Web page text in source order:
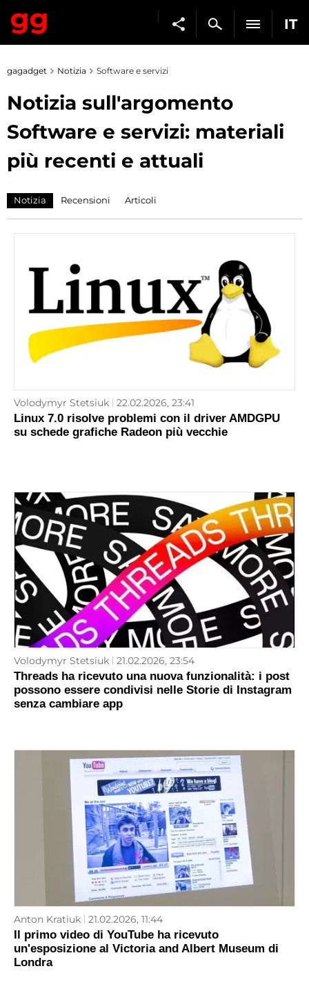
IT
gagadget Notizia Software e servizi
Notizia sull'argomento
Software e servizi: materiali
più recenti e attuali
Notizia Recensioni Articoli
Volodymyr Stetsiuk 22.02.2026, 23:41
Linux 7.0 risolve problemi con il driver AMDGPU
su schede grafiche Radeon più vecchie
Volodymyr Stetsiuk 21.02.2026, 23:54
Threads ha ricevuto una nuova funzionalità: i post
possono essere condivisi nelle Storie di Instagram
senza cambiare app
Anton Kratiuk 21.02.2026, 11:44
Il primo video di YouTube ha ricevuto
un'esposizione al Victoria and Albert Museum di
Londra